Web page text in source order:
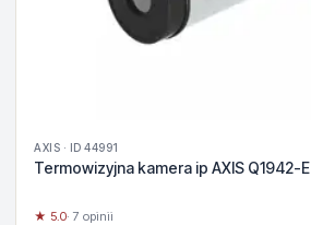
AXIS · ID 44991
Termowizyjna kamera ip AXIS Q1942-E
★ 5.0· 7 opinii